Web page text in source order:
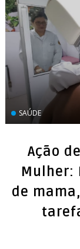
SAÚDE
Ação
Mulher:
de